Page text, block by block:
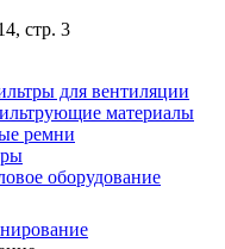
стр. 3
для вентиляции
материалы
ремни
оборудование